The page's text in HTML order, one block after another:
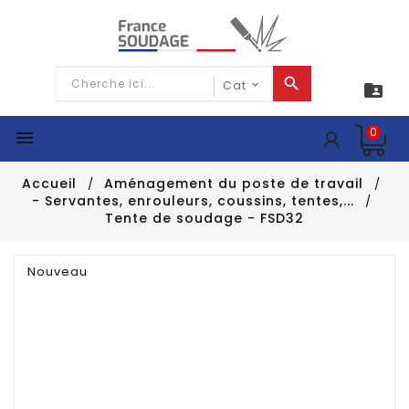

 0
Accueil
Aménagement du poste de travail
- Servantes, enrouleurs, coussins, tentes,...
Tente de soudage - FSD32
Nouveau